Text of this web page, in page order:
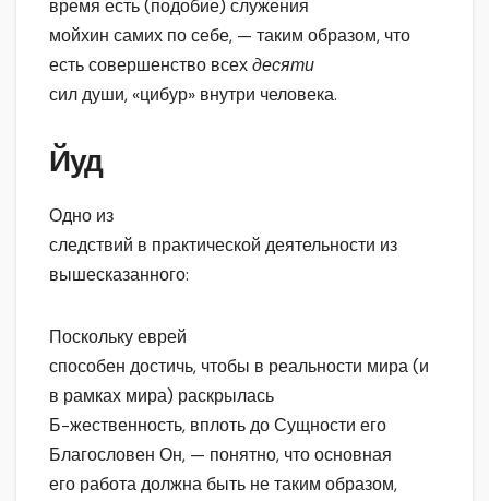
время есть (подобие) служения
мойхин самих по себе, — таким образом, что
есть совершенство всехдесяти
сил души, «цибур» внутри человека.
Йуд
Одно из
следствий в практической деятельности из
вышесказанного:
Поскольку еврей
способен достичь, чтобы в реальности мира (и
в рамках мира) раскрылась
Б-жественность, вплоть до Сущности его
Благословен Он, — понятно, что основная
его работа должна быть не таким образом,